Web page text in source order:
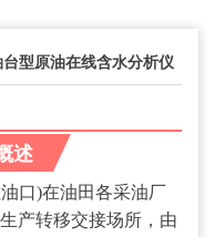
型原油在线含水分析仪
述
口)在油田各采油厂
产转移交接场所，由